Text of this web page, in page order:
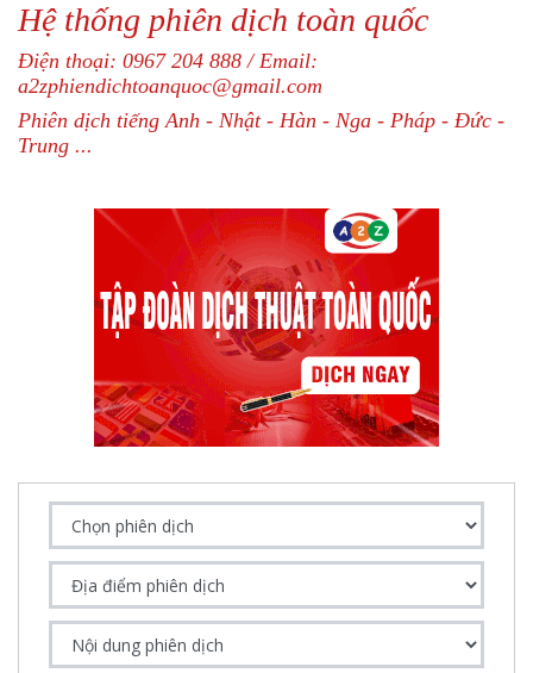
Hệ thống phiên dịch toàn quốc
Điện thoại: 0967 204 888 / Email:
a2zphiendichtoanquoc@gmail.com
Phiên dịch tiếng Anh - Nhật - Hàn - Nga - Pháp - Đức -
Trung ...